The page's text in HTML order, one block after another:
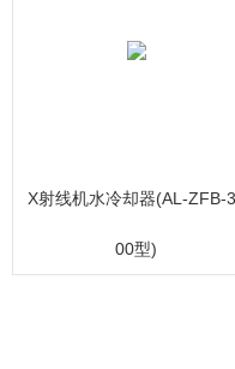
X射线机水冷却器(AL-ZFB-
00型)